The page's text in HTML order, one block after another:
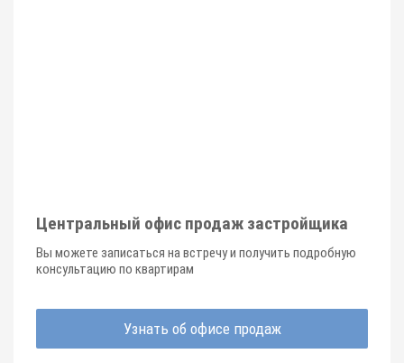
Центральный офис продаж застройщика
Вы можете записаться на встречу и получить подробную
консультацию по квартирам
Узнать об офисе продаж